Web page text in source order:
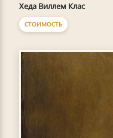
Хеда Виллем Клас
СТОИМОСТЬ